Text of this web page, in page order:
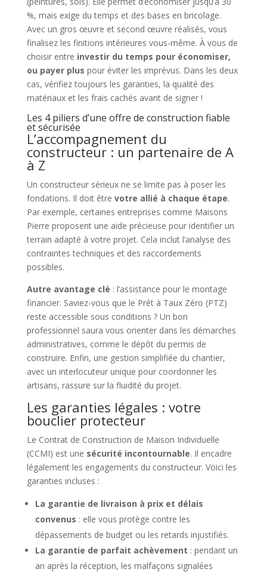
%, mais exige du temps et des bases en bricolage.
Avec un gros œuvre et second œuvre réalisés, vous
finalisez les finitions intérieures vous-même. À vous de
choisir entre investir du temps pour économiser,
ou payer plus pour éviter les imprévus. Dans les deux
cas, vérifiez toujours les garanties, la qualité des
matériaux et les frais cachés avant de signer !
Les 4 piliers d’une offre de construction fiable
et sécurisée
L’accompagnement du
constructeur : un partenaire de A
à Z
Un constructeur sérieux ne se limite pas à poser les
fondations. Il doit être votre allié à chaque étape.
Par exemple, certaines entreprises comme Maisons
Pierre proposent une aide précieuse pour identifier un
terrain adapté à votre projet. Cela inclut l’analyse des
contraintes techniques et des raccordements
possibles.
Autre avantage clé : l’assistance pour le montage
financier. Saviez-vous que le Prêt à Taux Zéro (PTZ)
reste accessible sous conditions ? Un bon
professionnel saura vous orienter dans les démarches
administratives, comme le dépôt du permis de
construire. Enfin, une gestion simplifiée du chantier,
avec un interlocuteur unique pour coordonner les
artisans, rassure sur la fluidité du projet.
Les garanties légales : votre
bouclier protecteur
Le Contrat de Construction de Maison Individuelle
(CCMI) est une sécurité incontournable. Il encadre
légalement les engagements du constructeur. Voici les
garanties incluses :
La garantie de livraison à prix et délais
convenus : elle vous protège contre les
dépassements de budget ou les retards injustifiés.
La garantie de parfait achèvement : pendant un
an après la réception, les malfaçons signalées